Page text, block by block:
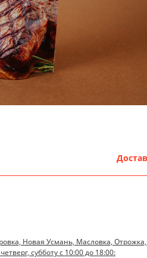
Новая Усмань, Масловка,
субботу с 10:00 до 18:00: